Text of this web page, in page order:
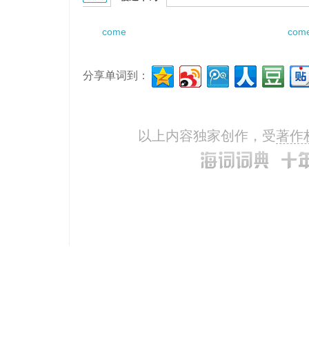
come
分享单词到：
以上内容独家创作，受著作